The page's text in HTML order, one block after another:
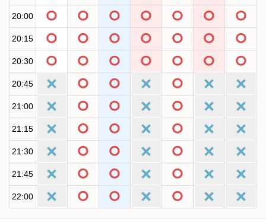
20:00
20:15
20:30
20:45
21:00
21:15
21:30
21:45
22:00